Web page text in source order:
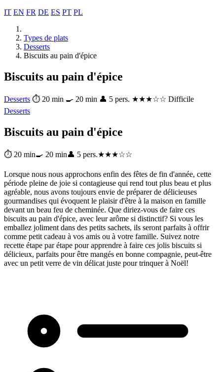
IT EN FR DE ES PT PL
Types de plats
Desserts
Biscuits au pain d'épice
Biscuits au pain d'épice
Desserts ⏱ 20 min 🍳 20 min 👤 5 pers. ★★★☆☆ Difficile
Desserts
Biscuits au pain d'épice
⏱ 20 min🍳 20 min👤 5 pers.★★★☆☆
Lorsque nous nous approchons enfin des fêtes de fin d'année, cette
période pleine de joie si contagieuse qui rend tout plus beau et plus
agréable, nous avons toujours envie de préparer de délicieuses
gourmandises qui évoquent le plaisir d'être à la maison en famille
devant un beau feu de cheminée. Que diriez-vous de faire ces
biscuits au pain d'épice, avec leur arôme si distinctif? Si vous les
emballez joliment dans des petits sachets, ils seront parfaits à offrir
comme petit cadeau à vos amis ou à votre famille. Suivez notre
recette étape par étape pour apprendre à faire ces jolis biscuits si
délicieux, parfaits pour être mangés en bonne compagnie, peut-être
avec un petit verre de vin délicat juste pour trinquer à Noël!